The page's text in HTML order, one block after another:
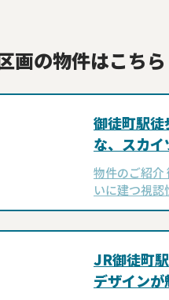
画の物件はこちら
御徒町駅
な、スカ
トアップオ
物件のご紹介
いに建つ視認
1階路面区画
JR御徒町
デザイン